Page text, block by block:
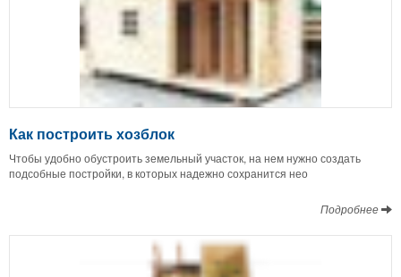
Как построить хозблок
Чтобы удобно обустроить земельный участок, на нем нужно создать
подсобные постройки, в которых надежно сохранится нео
Подробнее